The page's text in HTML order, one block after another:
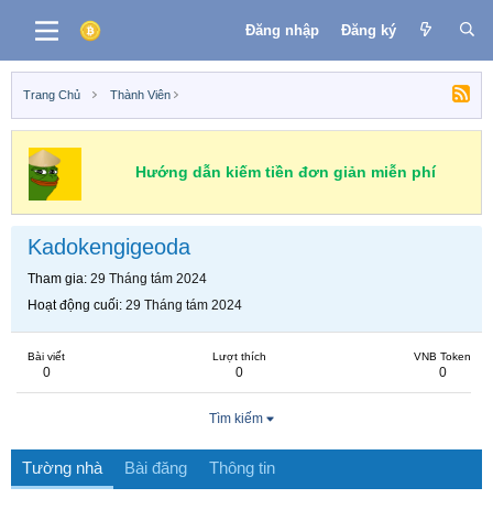
Đăng nhập Đăng ký
Trang Chủ Thành Viên
Hướng dẫn kiếm tiền đơn giản miễn phí
Kadokengigeoda
Tham gia 29 Tháng tám 2024
Hoạt động cuối 29 Tháng tám 2024
Bài viết
0
Lượt thích
0
VNB Token
0
Tìm kiếm
Tường nhà Bài đăng Thông tin